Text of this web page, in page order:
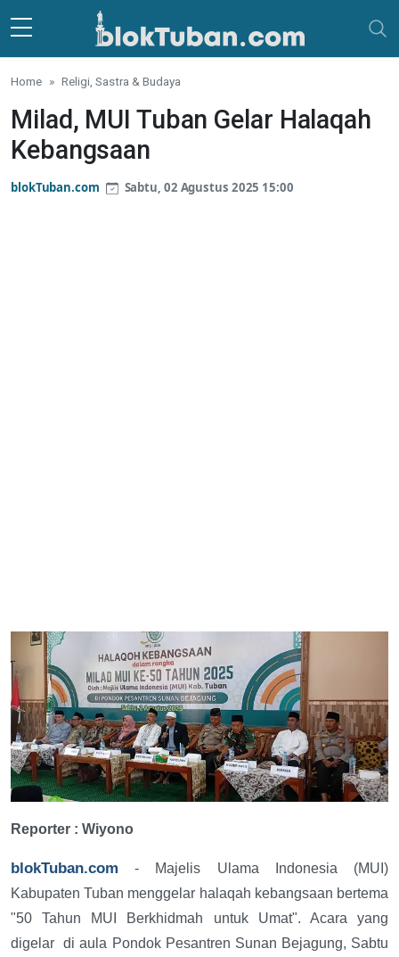
Skip to main content
Home Religi, Sastra & Budaya
Milad, MUI Tuban Gelar Halaqah
Kebangsaan
blokTuban.com Sabtu, 02 Agustus 2025 15:00
Reporter : Wiyono
blokTuban.com
- Majelis Ulama Indonesia (MUI)
Kabupaten Tuban menggelar halaqah kebangsaan bertema
"50 Tahun MUI Berkhidmah untuk Umat". Acara yang
digelar
di aula Pondok Pesantren Sunan Bejagung, Sabtu